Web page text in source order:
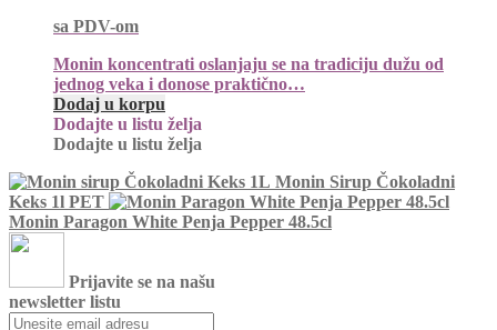
sa PDV-om
Monin koncentrati oslanjaju se na tradiciju dužu od
jednog veka i donose praktično…
Dodaj u korpu
Dodajte u listu želja
Dodajte u listu želja
Monin Sirup Čokoladni
Keks 1l PET
Monin Paragon White Penja Pepper 48.5cl
Prijavite se na našu
newsletter listu